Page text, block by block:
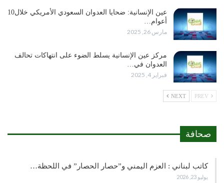
عين الإنسانية: ضحايا العدوان السعودي الأمريكي خلال10
أعوام…
مارس 26, 2025
مركز عين الإنسانية يسلط الضوء على انتهاكات تحالف
العدوان في…
فبراير 4, 2025
NEXT
صحافة
كاتب لبناني : العزم اليمني و”حصار الحصار” في اللحظة…
يوليو 23, 2026